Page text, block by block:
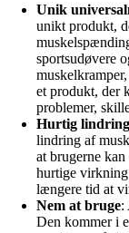
Unik
unikt produkt,
sportsudøvere
et produkt, der
problemer,
Hurtig lindring
lindring af
at brugerne
hurtige virkning
længere tid at
Nem at bruge:
Den kommer i